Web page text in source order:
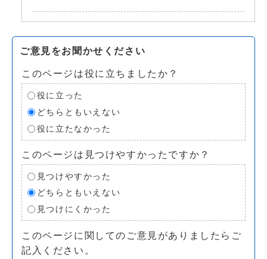
ご意見をお聞かせください
このページは役に立ちましたか？
役に立った
どちらともいえない
役に立たなかった
このページは見つけやすかったですか？
見つけやすかった
どちらともいえない
見つけにくかった
このページに関してのご意見がありましたらご
記入ください。